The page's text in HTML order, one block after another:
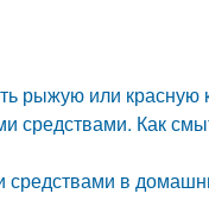
рыжую или красную
средствами. Как
средствами в